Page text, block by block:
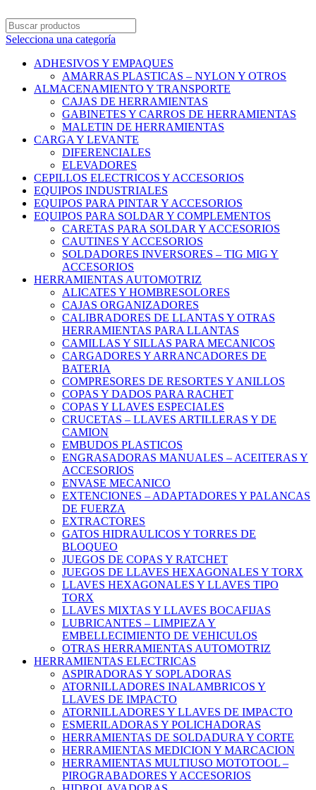
Selecciona una categoría
ADHESIVOS Y EMPAQUES
AMARRAS PLASTICAS – NYLON Y OTROS
ALMACENAMIENTO Y TRANSPORTE
CAJAS DE HERRAMIENTAS
GABINETES Y CARROS DE HERRAMIENTAS
MALETIN DE HERRAMIENTAS
CARGA Y LEVANTE
DIFERENCIALES
ELEVADORES
CEPILLOS ELECTRICOS Y ACCESORIOS
EQUIPOS INDUSTRIALES
EQUIPOS PARA PINTAR Y ACCESORIOS
EQUIPOS PARA SOLDAR Y COMPLEMENTOS
CARETAS PARA SOLDAR Y ACCESORIOS
CAUTINES Y ACCESORIOS
SOLDADORES INVERSORES – TIG MIG Y
ACCESORIOS
HERRAMIENTAS AUTOMOTRIZ
ALICATES Y HOMBRESOLORES
CAJAS ORGANIZADORES
CALIBRADORES DE LLANTAS Y OTRAS
HERRAMIENTAS PARA LLANTAS
CAMILLAS Y SILLAS PARA MECANICOS
CARGADORES Y ARRANCADORES DE
BATERIA
COMPRESORES DE RESORTES Y ANILLOS
COPAS Y DADOS PARA RACHET
COPAS Y LLAVES ESPECIALES
CRUCETAS – LLAVES ARTILLERAS Y DE
CAMION
EMBUDOS PLASTICOS
ENGRASADORAS MANUALES – ACEITERAS Y
ACCESORIOS
ENVASE MECANICO
EXTENCIONES – ADAPTADORES Y PALANCAS
DE FUERZA
EXTRACTORES
GATOS HIDRAULICOS Y TORRES DE
BLOQUEO
JUEGOS DE COPAS Y RATCHET
JUEGOS DE LLAVES HEXAGONALES Y TORX
LLAVES HEXAGONALES Y LLAVES TIPO
TORX
LLAVES MIXTAS Y LLAVES BOCAFIJAS
LUBRICANTES – LIMPIEZA Y
EMBELLECIMIENTO DE VEHICULOS
OTRAS HERRAMIENTAS AUTOMOTRIZ
HERRAMIENTAS ELECTRICAS
ASPIRADORAS Y SOPLADORAS
ATORNILLADORES INALAMBRICOS Y
LLAVES DE IMPACTO
ATORNILLADORES Y LLAVES DE IMPACTO
ESMERILADORAS Y POLICHADORAS
HERRAMIENTAS DE SOLDADURA Y CORTE
HERRAMIENTAS MEDICION Y MARCACION
HERRAMIENTAS MULTIUSO MOTOTOOL –
PIROGRABADORES Y ACCESORIOS